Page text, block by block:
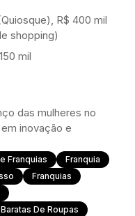
R$ 400 mil
shopping)
mil
das mulheres no
inovação e
Franquias
Franquia
Franquias
De Roupas